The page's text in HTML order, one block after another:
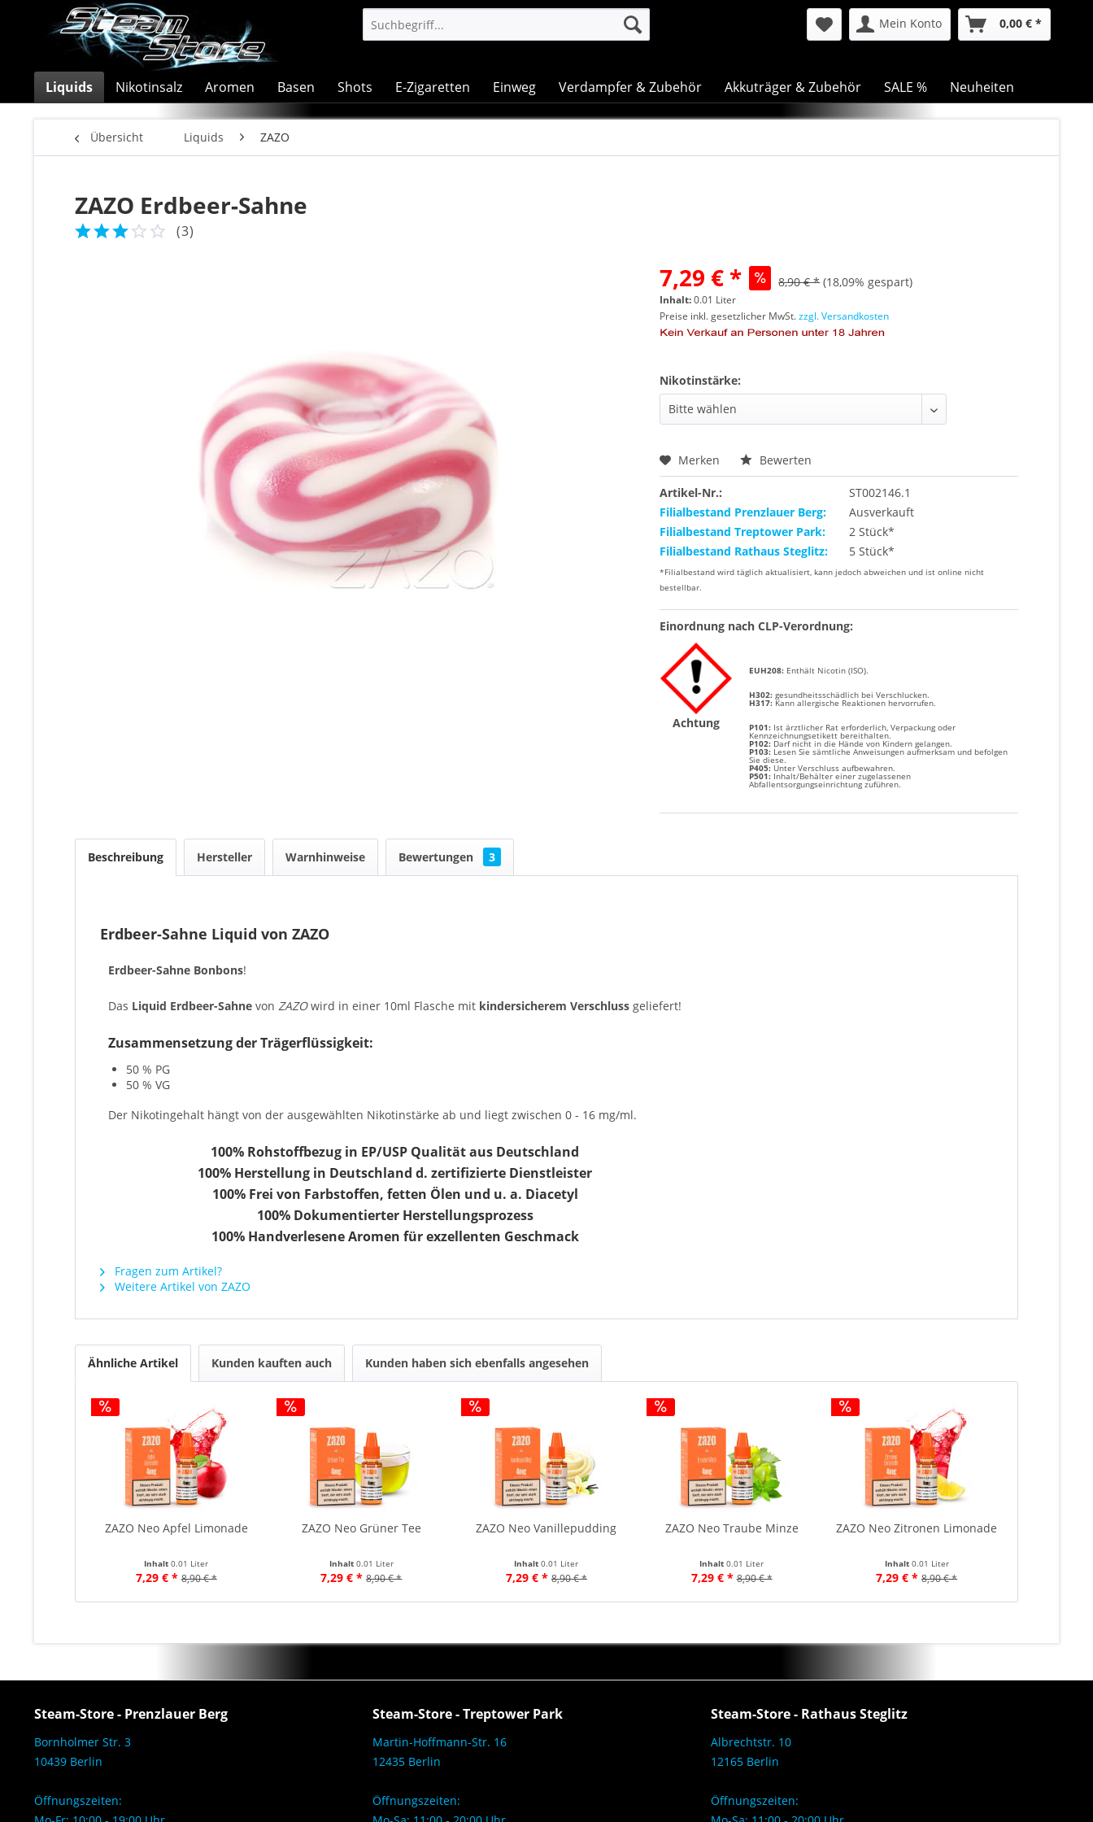
Mein Konto 0,00 € *
Liquids Nikotinsalz Aromen Basen Shots E-Zigaretten Einweg Verdampfer & Zubehör Akkuträger & Zubehör SALE % Neuheiten
Übersicht Liquids ZAZO
ZAZO Erdbeer-Sahne
(3)
7,29 € * 8,90 € * (18,09% gespart)
Inhalt:0.01 Liter
Preise inkl. gesetzlicher MwSt.zzgl. Versandkosten
Nikotinstärke:
Merken Bewerten
Artikel-Nr.:
ST002146.1
Filialbestand Prenzlauer Berg:
Ausverkauft
Filialbestand Treptower Park:
2 Stück*
Filialbestand Rathaus Steglitz:
5 Stück*
*Filialbestand wird täglich aktualisiert, kann jedoch abweichen und ist online nicht
bestellbar.
Einordnung nach CLP-Verordnung:
Achtung
EUH208: Enthält Nicotin (ISO).
H302: gesundheitsschädlich bei Verschlucken.
H317:Kann allergische Reaktionen hervorrufen.
P101: Ist ärztlicher Rat erforderlich, Verpackung oder
Kennzeichnungsetikett bereithalten.
P102: Darf nicht in die Hände von Kindern gelangen.
P103: Lesen Sie sämtliche Anweisungen aufmerksam und befolgen
Sie diese.
P405: Unter Verschluss aufbewahren.
P501: Inhalt/Behälter einer zugelassenen
Abfallentsorgungseinrichtung zuführen.
Beschreibung Hersteller Warnhinweise Bewertungen 3
Erdbeer-Sahne Liquid von ZAZO
Erdbeer-Sahne Bonbons!
Das Liquid Erdbeer-Sahne von ZAZOwird in einer 10ml Flasche mit kindersicherem Verschluss geliefert!
Zusammensetzung der Trägerflüssigkeit:
50 % PG
50 % VG
Der Nikotingehalt hängt von der ausgewählten Nikotinstärke ab und liegt zwischen 0 - 16 mg/ml.
100% Rohstoffbezug in EP/USP Qualität aus Deutschland
100% Herstellung in Deutschland d. zertifizierte Dienstleister
100% Frei von Farbstoffen, fetten Ölen und u. a. Diacetyl
100% Dokumentierter Herstellungsprozess
100% Handverlesene Aromen für exzellenten Geschmack
Fragen zum Artikel?
Weitere Artikel von ZAZO
Ähnliche Artikel Kunden kauften auch Kunden haben sich ebenfalls angesehen
ZAZO Neo Apfel Limonade
Inhalt0.01 Liter
7,29 € * 8,90 € *
ZAZO Neo Grüner Tee
Inhalt 0.01 Liter
7,29 € * 8,90 € *
ZAZO Neo Vanillepudding
Inhalt0.01 Liter
7,29 € * 8,90 € *
ZAZO Neo Traube Minze
Inhalt0.01 Liter
7,29 € * 8,90 € *
ZAZO Neo Zitronen Limonade
Inhalt 0.01 Liter
7,29 € * 8,90 € *
Steam-Store - Prenzlauer Berg
Bornholmer Str. 3
10439 Berlin
Öffnungszeiten:
Steam-Store - Treptower Park
Martin-Hoffmann-Str. 16
12435 Berlin
Öffnungszeiten:
Steam-Store - Rathaus Steglitz
Albrechtstr. 10
12165 Berlin
Öffnungszeiten: